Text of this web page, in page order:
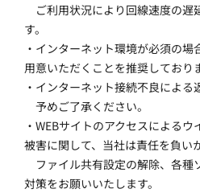
ご利用状況により回線速度の遅
す。
・インターネット環境が必須の
用意いただくことを推奨しており
・インターネット接続不良による
予めご了承ください。
・WEBサイトのアクセスによる
被害に関して、当社は責任を負い
ファイル共有設定の解除、各種
対策をお願いいたします。